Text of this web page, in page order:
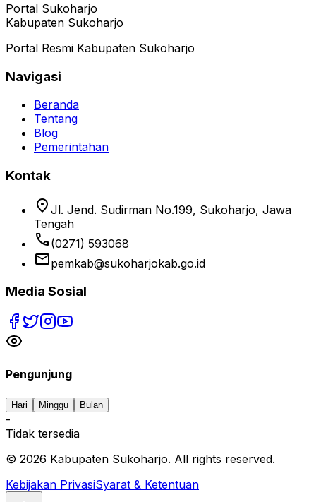
Portal Sukoharjo
Kabupaten Sukoharjo
Portal Resmi Kabupaten Sukoharjo
Navigasi
Beranda
Tentang
Blog
Pemerintahan
Kontak
location_on Jl. Jend. Sudirman No.199, Sukoharjo, Jawa
Tengah
phone (0271) 593068
emailpemkab@sukoharjokab.go.id
Media Sosial
Pengunjung
Hari Minggu Bulan
-
Tidak tersedia
© 2026 Kabupaten Sukoharjo. All rights reserved.
Kebijakan PrivasiSyarat & Ketentuan